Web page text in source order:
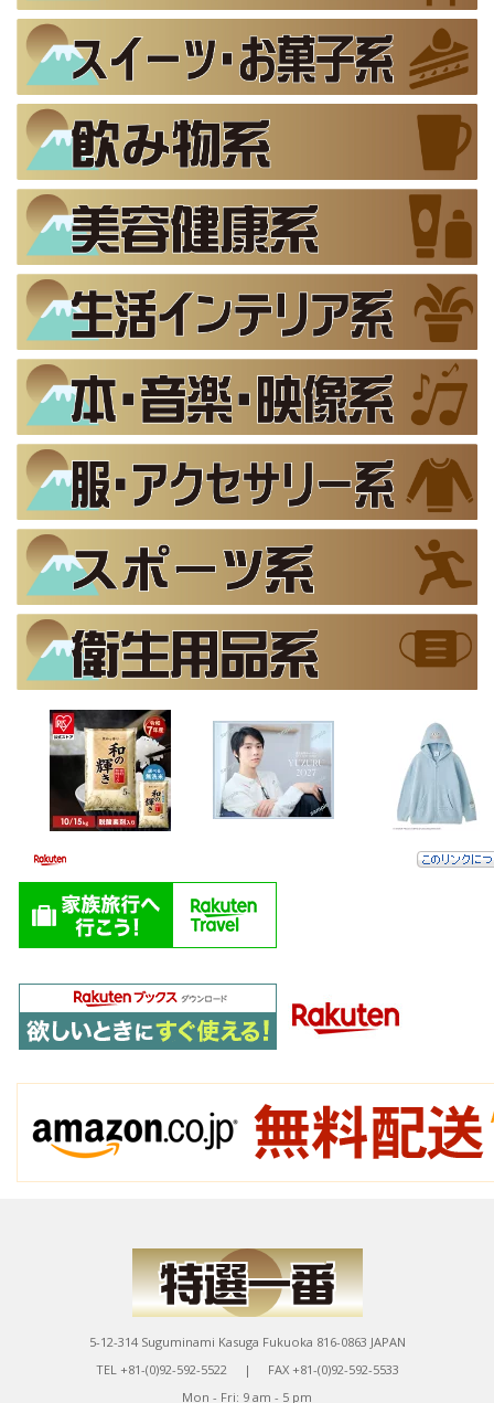
5-12-314 Suguminami Kasuga Fukuoka 816-0863 JAPAN
TEL +81-(0)92-592-5522 | FAX +81-(0)92-592-5533
Mon - Fri: 9 am - 5 pm